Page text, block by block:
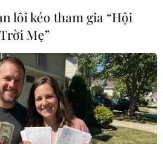
lôi kéo tham gia “Hội
Mẹ”